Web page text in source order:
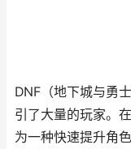
DNF（地下城与勇
引了大量的玩家。
为一种快速提升角